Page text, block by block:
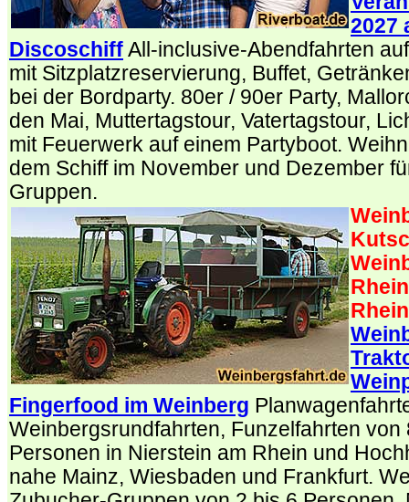
2027
Discoschiff All-inclusive-Abendfahrten
mit Sitzplatzreservierung, Buffet,
bei der Bordparty. 80er / 90er Party,
den Mai, Muttertagstour, Vatertagstour,
mit Feuerwerk auf einem Partyboot.
dem Schiff im November und Dezember
Gruppen.
Fingerfood im Weinberg
Weinbergsrundfahrten, Funzelfahrten von
Personen in Nierstein am Rhein und
nahe Mainz, Wiesbaden und Frankfurt.